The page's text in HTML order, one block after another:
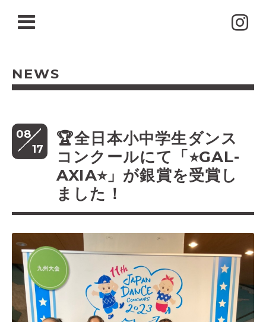
NEWS
08
17
🏆全日本小中学生ダンス
コンクールにて「⭐︎GAL-
AXIA⭐︎」が銀賞を受賞し
ました！